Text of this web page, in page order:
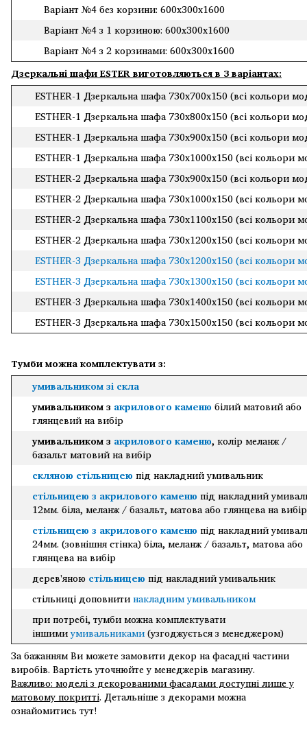
Варіант №4 без корзини: 600х300х1600
Варіант №4 з 1 корзиною: 600х300х1600
Варіант №4 з 2 корзинами: 600х300х1600
Дзеркальні шафи ESTERвиготовляються в 3 варіантах:
ESTHER-1 Дзеркальна шафа 730х700х150 (всі кольори
ESTHER-1 Дзеркальна шафа 730х800х150 (всі кольори
ESTHER-1 Дзеркальна шафа 730х900х150 (всі кольори
ESTHER-1 Дзеркальна шафа 730х1000х150 (всі кольори
ESTHER-2 Дзеркальна шафа 730х900х150 (всі кольори
ESTHER-2 Дзеркальна шафа 730х1000х150 (всі кольори
ESTHER-2 Дзеркальна шафа 730х1100х150 (всі кольори
ESTHER-2 Дзеркальна шафа 730х1200х150 (всі кольори
ESTHER-3 Дзеркальна шафа 730х1200х150 (всі кольори
ESTHER-3 Дзеркальна шафа 730х1300х150 (всі кольори
ESTHER-3 Дзеркальна шафа 730х1400х150 (всі кольори
ESTHER-3 Дзеркальна шафа 730х1500х150 (всі кольори
Тумби можна комплектувати з:
умивальником зі скла
умивальником з акрилового каменю білий матовий або
глянцевий на вибір
умивальником з акрилового каменю, колір меланж /
базальт матовий на вибір
скляною стільницею під накладний умивальник
стільницею з акрилового каменю під накладний
12мм. біла, меланж / базальт, матова або глянцева на вибір
стільницею з акрилового каменю під накладний
24мм. (зовнішня стінка) біла, меланж / базальт, матова або
глянцева на вибір
дерев'яною стільницею під накладний умивальник
стільниці доповнитинакладним умивальником
при потребі, тумби можна комплектувати
іншимиумивальниками(узгоджується з менеджером)
За бажанням Ви можете замовити декор на фасадні частини
виробів. Вартість уточнюйте у менеджерів магазину.
Важливо: моделі з декорованими фасадами доступні лише у
матовому покритті. Детальніше з декорами можна
ознайомитись тут!